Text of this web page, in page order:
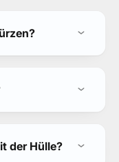
der Hülle?